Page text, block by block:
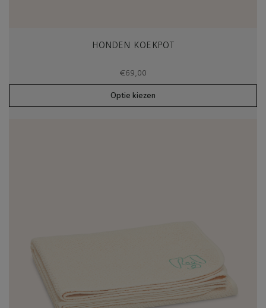
HONDEN KOEKPOT
€69,00
Optie kiezen